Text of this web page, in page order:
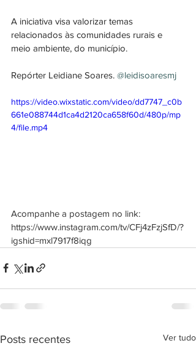
A iniciativa visa valorizar temas
relacionados às comunidades rurais e
meio ambiente, do município.
Repórter Leidiane Soares. @leidisoaresmj
https://video.wixstatic.com/video/dd7747_c0b
661e088744d1ca4d2120ca658f60d/480p/mp
4/file.mp4
Acompanhe a postagem no link:
https://www.instagram.com/tv/CFj4zFzjSfD/?
igshid=mxl7917f8iqg
Posts recentes Ver tudo